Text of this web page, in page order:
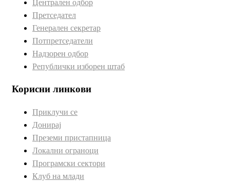
Централен одбор
Претседател
Генерален секретар
Потпретседатели
Надзорен одбор
Републички изборен штаб
Корисни линкови
Приклучи се
Донирај
Преземи пристапница
Локални ограноци
Програмски сектори
Клуб на млади